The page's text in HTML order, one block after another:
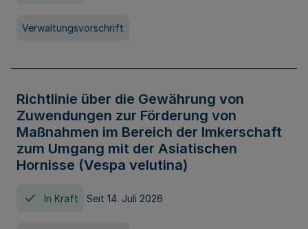
Verwaltungsvorschrift
Richtlinie über die Gewährung von
Zuwendungen zur Förderung von
Maßnahmen im Bereich der Imkerschaft
zum Umgang mit der Asiatischen
Hornisse (Vespa velutina)
In Kraft Seit 14. Juli 2026